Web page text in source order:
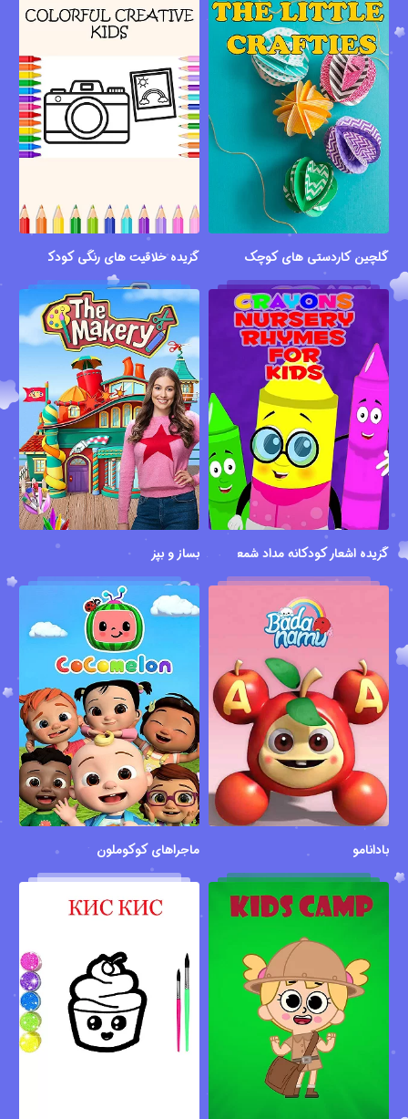
گلچین کاردستی های کوچک گزیده خلاقیت های رنگی کودکانه
گزیده اشعار کودکانه مداد شمعی ها بساز و بپز
بادانامو ماجراهای کوکوملون